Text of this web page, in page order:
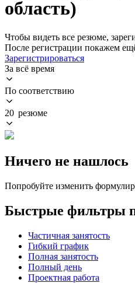
область)
Чтобы видеть все резюме,
После регистрации покажем
Зарегистрироваться
За всё время
По соответствию
20 резюме
Ничего не нашлось
Попробуйте изменить
Быстрые фильтры
Частичная занятость
Гибкий график
Полная занятость
Полный день
Проектная работа